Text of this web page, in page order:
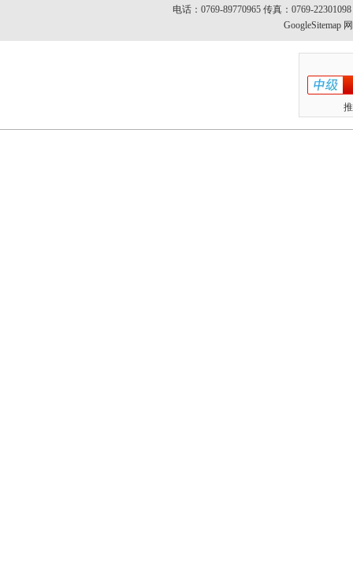
电话：0769-89770965 传真：0769-
GoogleSitemap网